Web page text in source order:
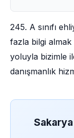
245. A sınıfı
fazla bilgi
yoluyla bizimle
danışmanlık